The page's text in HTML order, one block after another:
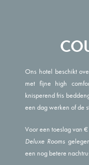
Ons hotel beschikt
met fijne high
knisperend fris
een dag werken of de
Voor een toeslag van
Deluxe Rooms
een nog betere